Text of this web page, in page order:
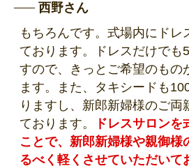
西野さん
もちろんです。式場内にドレ
ております。ドレスだけでも
すので、きっとご希望のもの
ます。また、タキシードも
りますし、新郎新婦様のご両
ております。
ドレスサロン
ことで、新郎新婦様や親御様
るべく軽くさせていただいて